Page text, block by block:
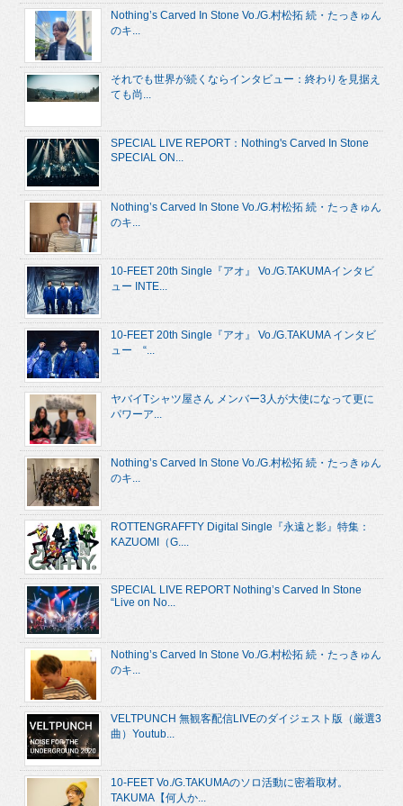
Nothing’s Carved In Stone Vo./G.村松拓 続・たっきゅん
のキ...
それでも世界が続くならインタビュー：終わりを見据え
ても尚...
SPECIAL LIVE REPORT：Nothing's Carved In Stone
SPECIAL ON...
Nothing’s Carved In Stone Vo./G.村松拓 続・たっきゅん
のキ...
10-FEET 20th Single『アオ』 Vo./G.TAKUMAインタビ
ュー INTE...
10-FEET 20th Single『アオ』 Vo./G.TAKUMA インタビ
ュー “...
ヤバイTシャツ屋さん メンバー3人が大使になって更に
パワーア...
Nothing’s Carved In Stone Vo./G.村松拓 続・たっきゅん
のキ...
ROTTENGRAFFTY Digital Single『永遠と影』特集：
KAZUOMI（G....
SPECIAL LIVE REPORT Nothing’s Carved In Stone
“Live on No...
Nothing’s Carved In Stone Vo./G.村松拓 続・たっきゅん
のキ...
VELTPUNCH 無観客配信LIVEのダイジェスト版（厳選3
曲）Youtub...
10-FEET Vo./G.TAKUMAのソロ活動に密着取材。
TAKUMA【何人か...